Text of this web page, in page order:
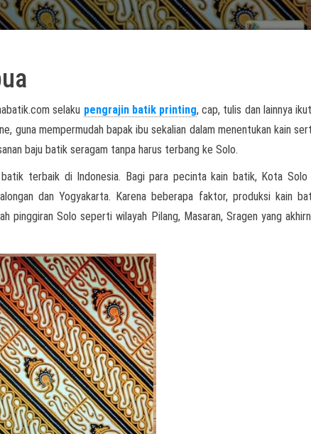
selaku pengrajin batik printing, cap, tulis dan lainnya
guna mempermudah bapak ibu sekalian dalam menentukan kain
baju batik seragam tanpa harus terbang ke Solo.
terbaik di Indonesia. Bagi para pecinta kain batik, Kota Solo
dan Yogyakarta. Karena beberapa faktor, produksi kain
pinggiran Solo seperti wilayah Pilang, Masaran, Sragen yang